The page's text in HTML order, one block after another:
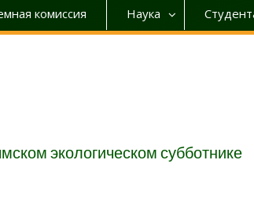
комиссия Наука
экологическом субботнике